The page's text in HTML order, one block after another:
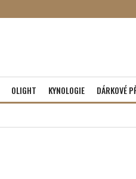
OLIGHT KYNOLOGIE DÁRKOVÉ